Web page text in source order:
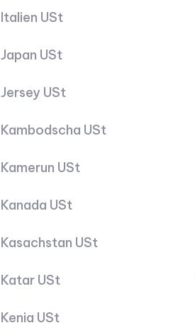
Italien USt
Japan USt
Jersey USt
Kambodscha USt
Kamerun USt
Kanada USt
Kasachstan USt
Katar USt
Kenia USt